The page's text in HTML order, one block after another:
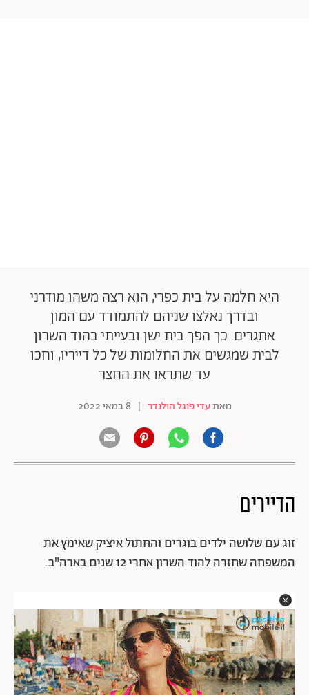
היא חלמה על בית כפרי, הוא רצה משהו מודרני
ובדרך נאלצו שניהם להתמודד עם המון
אתגרים. כך הפך בית ישן ובעייתי בהוד השרון
לבית שמגשים את החלומות של כל דייריו, וחכו
עד שתראו את החצר
מאתעדי פוגל הולנדר | 8 במאי 2022
הדיירים
זוג עם שלושה ילדים בוגרים והחתול איציק שאימץ את
המשפחה שחזרה להוד השרון אחרי 12 שנים בארה"ב.